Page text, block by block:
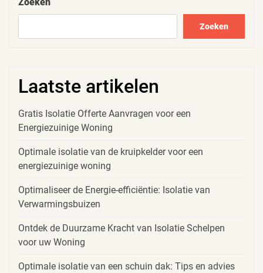
Zoeken
Laatste artikelen
Gratis Isolatie Offerte Aanvragen voor een
Energiezuinige Woning
Optimale isolatie van de kruipkelder voor een
energiezuinige woning
Optimaliseer de Energie-efficiëntie: Isolatie van
Verwarmingsbuizen
Ontdek de Duurzame Kracht van Isolatie Schelpen
voor uw Woning
Optimale isolatie van een schuin dak: Tips en advies